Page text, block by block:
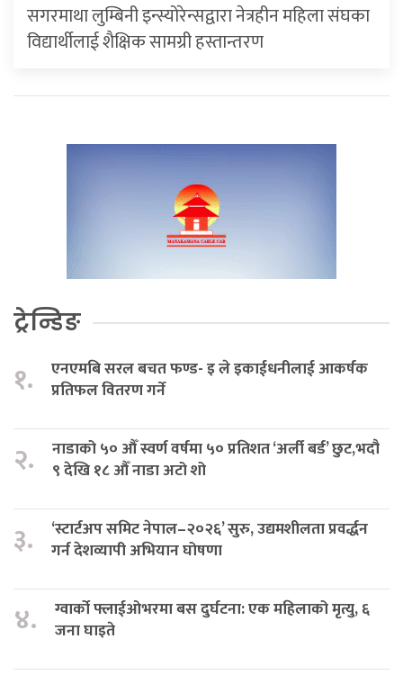
सगरमाथा लुम्बिनी इन्स्योरेन्सद्वारा नेत्रहीन महिला संघका
विद्यार्थीलाई शैक्षिक सामग्री हस्तान्तरण
ट्रेन्डिङ
१.
एनएमबि सरल बचत फण्ड- इ ले इकाईधनीलाई आकर्षक
प्रतिफल वितरण गर्ने
२.
नाडाको ५० औँ स्वर्ण वर्षमा ५० प्रतिशत ‘अर्ली बर्ड’ छुट,भदौ
९ देखि १८ औँ नाडा अटो शो
३.
‘स्टार्टअप समिट नेपाल–२०२६’ सुरु, उद्यमशीलता प्रवर्द्धन
गर्न देशव्यापी अभियान घोषणा
४.
ग्वार्को फ्लाईओभरमा बस दुर्घटना: एक महिलाको मृत्यु, ६
जना घाइते